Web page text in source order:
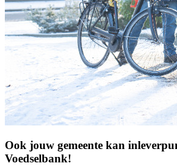
Ook jouw gemeente kan
Voedselbank!